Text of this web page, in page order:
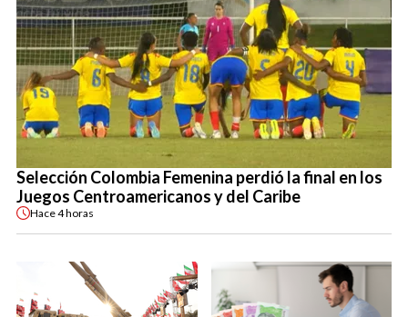
Selección Colombia Femenina perdió la final en los
Juegos Centroamericanos y del Caribe
Hace4 horas